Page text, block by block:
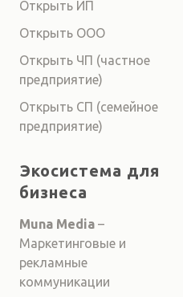
Открыть ИП
Открыть ООО
Открыть ЧП (частное
предприятие)
Открыть СП (семейное
предприятие)
Экосистема для
бизнеса
Muna Media –
Маркетинговые и
рекламные
коммуникации